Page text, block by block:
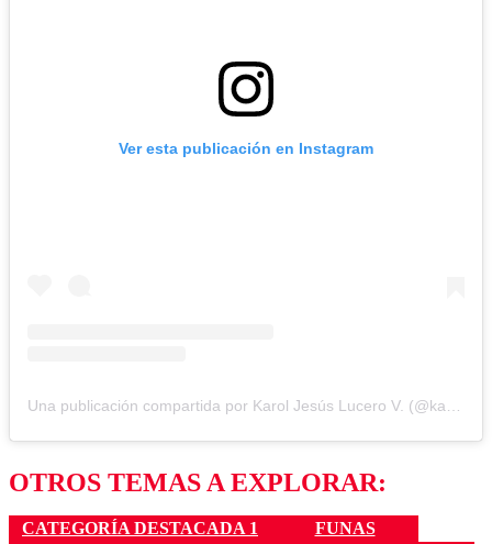
Ver esta publicación en Instagram
OTROS TEMAS A EXPLORAR:
CATEGORÍA DESTACADA 1
FUNAS